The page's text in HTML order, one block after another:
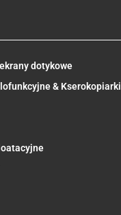
dotykowe
& Kserokopiarki​